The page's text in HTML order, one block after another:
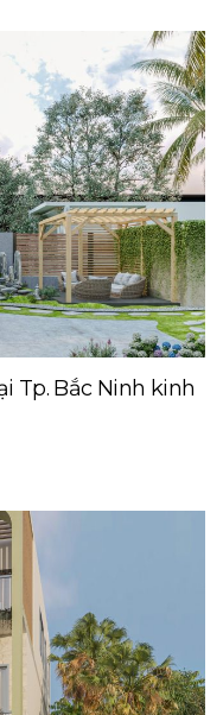
Tp. Bắc Ninh kinh